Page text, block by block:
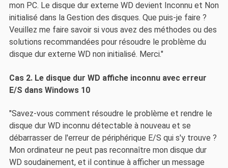
mon PC. Le disque dur externe WD devient Inconnu et Non
initialisé dans la Gestion des disques. Que puis-je faire ?
Veuillez me faire savoir si vous avez des méthodes ou des
solutions recommandées pour résoudre le problème du
disque dur externe WD non initialisé. Merci."
Cas 2. Le disque dur WD affiche inconnu avec erreur
E/S dans Windows 10
"Savez-vous comment résoudre le problème et rendre le
disque dur WD inconnu détectable à nouveau et se
débarrasser de l'erreur de périphérique E/S qui s'y trouve ?
Mon ordinateur ne peut pas reconnaître mon disque dur
WD soudainement, et il continue à afficher un message